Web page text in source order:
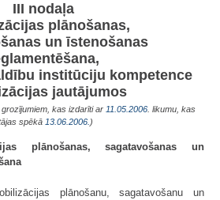
III nodaļa
plānošanas,
un īstenošanas
institūciju kompetence
jautājumos
kas izdarīti ar 11.05.2006 . likumu, kas
spēkā 13.06.2006. )
plānošanas, sagatavošanas un
plānošanu, sagatavošanu un